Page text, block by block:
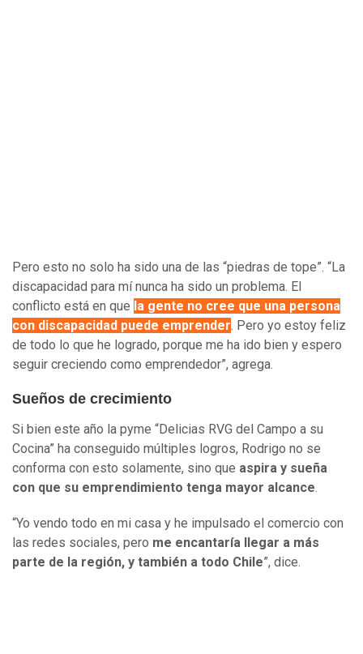
Pero esto no solo ha sido una de las “piedras de tope”. “La
discapacidad para mí nunca ha sido un problema. El
conflicto está en que la gente no cree que una persona
con discapacidad puede emprender. Pero yo estoy feliz
de todo lo que he logrado, porque me ha ido bien y espero
seguir creciendo como emprendedor”, agrega.
Sueños de crecimiento
Si bien este año la pyme “Delicias RVG del Campo a su
Cocina” ha conseguido múltiples logros, Rodrigo no se
conforma con esto solamente, sino que aspira y sueña
con que su emprendimiento tenga mayor alcance.
“Yo vendo todo en mi casa y he impulsado el comercio con
las redes sociales, pero me encantaría llegar a más
parte de la región, y también a todo Chile”, dice.